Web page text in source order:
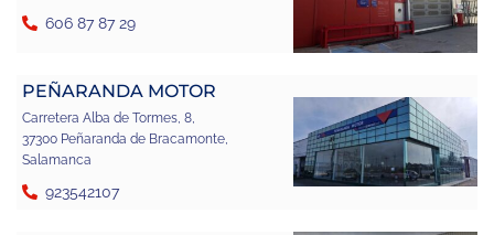
606 87 87 29
PEÑARANDA MOTOR
Carretera Alba de Tormes, 8,
37300 Peñaranda de Bracamonte,
Salamanca
923542107